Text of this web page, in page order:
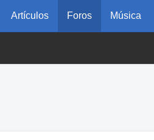
Artículos Foros Música